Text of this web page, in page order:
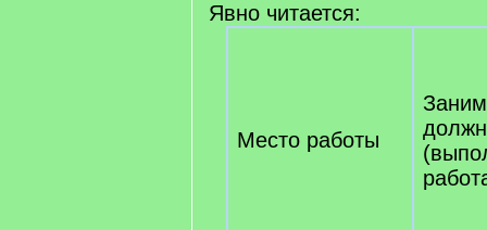
Явно читается:
Место работы